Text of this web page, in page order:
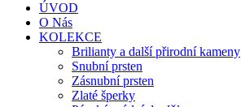
ÚVOD
O Nás
KOLEKCE
Brilianty a další přirodní kameny
Snubní prsten
Zásnubní prsten
Zlaté šperky